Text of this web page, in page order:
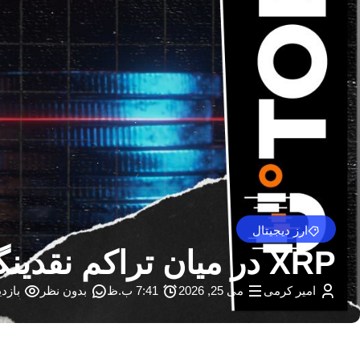
ارز دیجیتال
XRP در میان تراکم نقدینگی در Binance سیگنال صعودی می دهد – U.Today
امیر کرمی می 25, 2026 7:41 ب.ظ بدون نظر